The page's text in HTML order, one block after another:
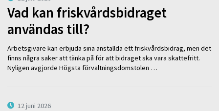
Vad kan friskvårdsbidraget
användas till?
Arbetsgivare kan erbjuda sina anställda ett friskvårdsbidrag, men det
finns några saker att tänka på för att bidraget ska vara skattefritt.
Nyligen avgjorde Högsta förvaltningsdomstolen …
12 juni 2026